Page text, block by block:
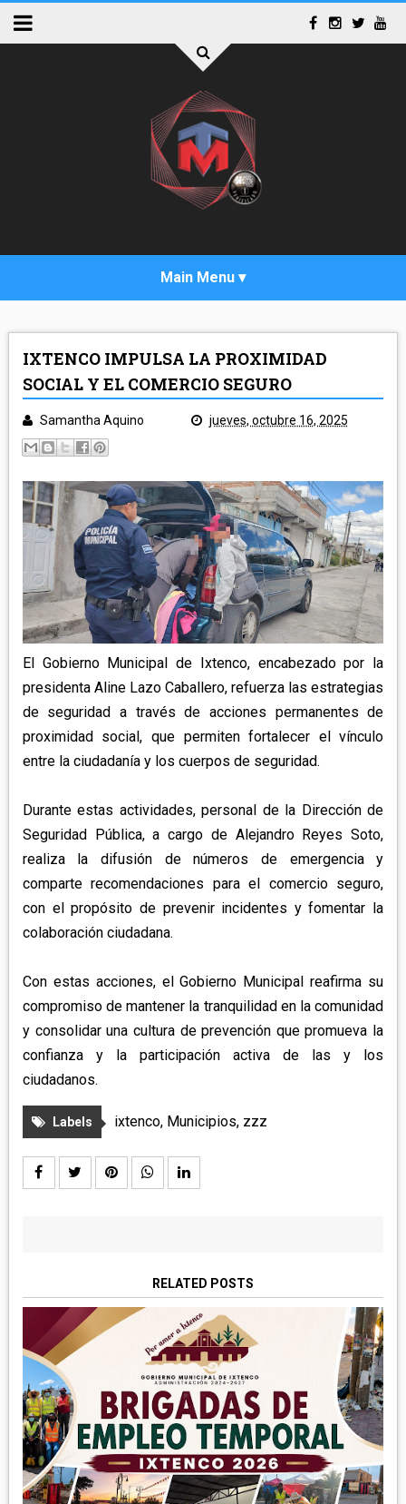
SALUD
ECONOMÍA
CAMPO
ARTE Y CULTURA
TURISMO
DEPORTES
TLAXCALA
GOBIERNO
LEGISLATIVO
JUDICIAL
MUNICIPIOS
CAPITAL
REGIÓN ORIENTE
HUAMANTLA
IXTENCO
CUAPIAXTLA
ATLTZAYANCA
TERRENATE
APIZACO
SAN JOSÉ TEACALCO
TLAXCO
XALOZTOC
APETATITLÁN
CHIAUTEMPAN
CONTLA
PANOTLA
ZACATELCO
REGIÓN PONIENTE
CALPULALPAN
HUEYOTLIPAN
SANCTÓRUM
NACIONAL
TELEMEDIOS TV
IXTENCO IMPULSA LA PROXIMIDAD
SOCIAL Y EL COMERCIO SEGURO
Samantha Aquino jueves, octubre 16, 2025
El Gobierno Municipal de Ixtenco, encabezado por la
presidenta Aline Lazo Caballero, refuerza las estrategias
de seguridad a través de acciones permanentes de
proximidad social, que permiten fortalecer el vínculo
entre la ciudadanía y los cuerpos de seguridad.
Durante estas actividades, personal de la Dirección de
Seguridad Pública, a cargo de Alejandro Reyes Soto,
realiza la difusión de números de emergencia y
comparte recomendaciones para el comercio seguro,
con el propósito de prevenir incidentes y fomentar la
colaboración ciudadana.
Con estas acciones, el Gobierno Municipal reafirma su
compromiso de mantener la tranquilidad en la comunidad
y consolidar una cultura de prevención que promueva la
confianza y la participación activa de las y los
ciudadanos.
Labels ixtenco, Municipios, zzz
RELATED POSTS